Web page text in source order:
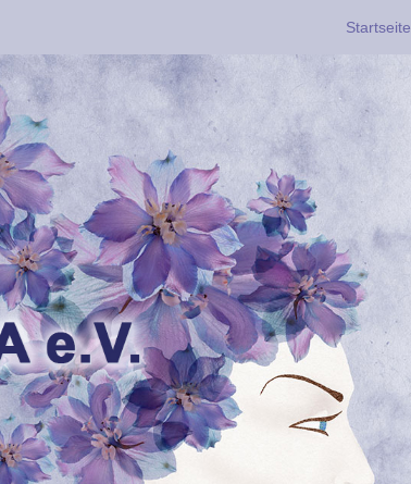
Startseite